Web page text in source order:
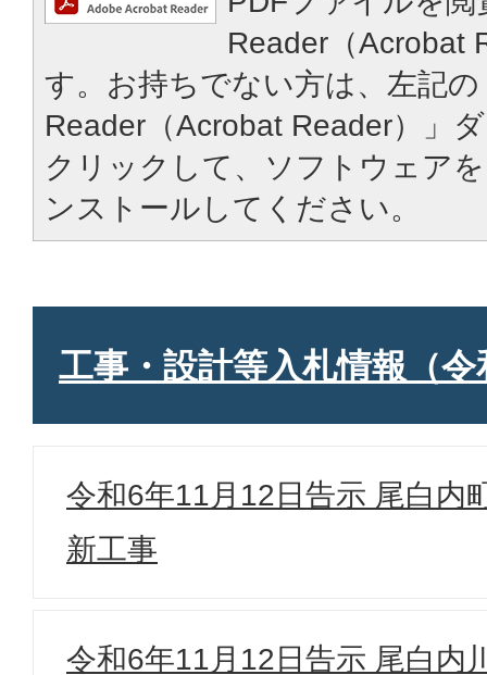
Reader（Acrobat
す。お持ちでない方は、左記
Reader（Acrobat Reader）」
クリックして、ソフトウェア
ンストールしてください。
工事・設計等入札情報（令
令和6年11月12日告示 尾白内
新工事
令和6年11月12日告示 尾白内